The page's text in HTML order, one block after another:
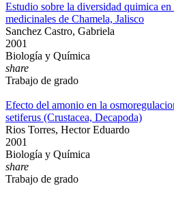
Estudio sobre la diversidad quimica en
medicinales de Chamela, Jalisco
Sanchez Castro, Gabriela
2001
Biología y Química
share
Trabajo de grado
Efecto del amonio en la
setiferus (Crustacea, Decapoda)
Rios Torres, Hector Eduardo
2001
Biología y Química
share
Trabajo de grado